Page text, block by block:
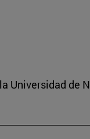
Universidad de